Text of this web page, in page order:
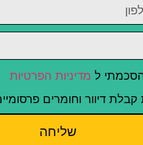
ל מדיניות הפרטיות
דיוור וחומרים
שליחה